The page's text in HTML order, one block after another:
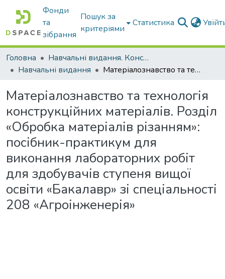
Фонди
та
зібрання
Пошук за
критеріями
Статистика
Головна
Навчальні видання. Конспекти лекцій
Навчальні видання
Матеріалознавство та технологія конструкційних матеріалів. Розділ «Обробка матеріалів різанням»: посібник-практикум для виконання лабораторних робіт для здобувачів ступеня вищої освіти «Бакалавр» зі спеціальності 208 «Агроінженерія»
Матеріалознавство та технологія
конструкційних матеріалів. Розділ
«Обробка матеріалів різанням»:
посібник-практикум для
виконання лабораторних робіт
для здобувачів ступеня вищої
освіти «Бакалавр» зі спеціальності
208 «Агроінженерія»